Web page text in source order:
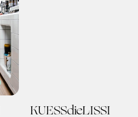
KUESSdieLISSI